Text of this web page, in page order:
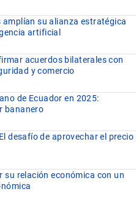
amplían su alianza estratégica
artificial
acuerdos bilaterales con
y comercio
de Ecuador en 2025:
bananero
desafío de aprovechar el precio
relación económica con un